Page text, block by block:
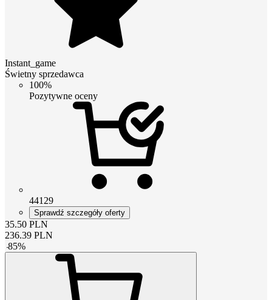
Instant_game
Świetny sprzedawca
100%
Pozytywne oceny
44129
Sprawdź szczegóły oferty
35.50 PLN
236.39 PLN
-85%